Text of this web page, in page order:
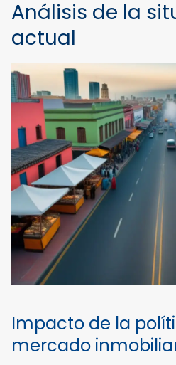
Análisis de la
actual
Impacto de la
mercado